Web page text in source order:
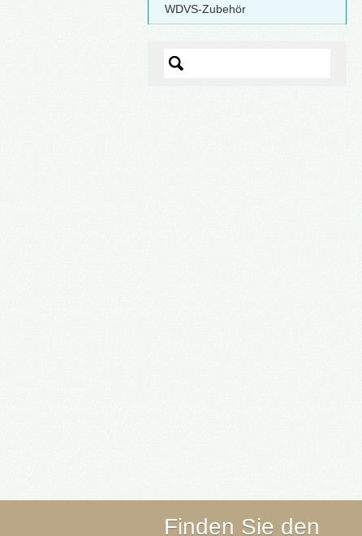
WDVS-Zubehör
Finden Sie den